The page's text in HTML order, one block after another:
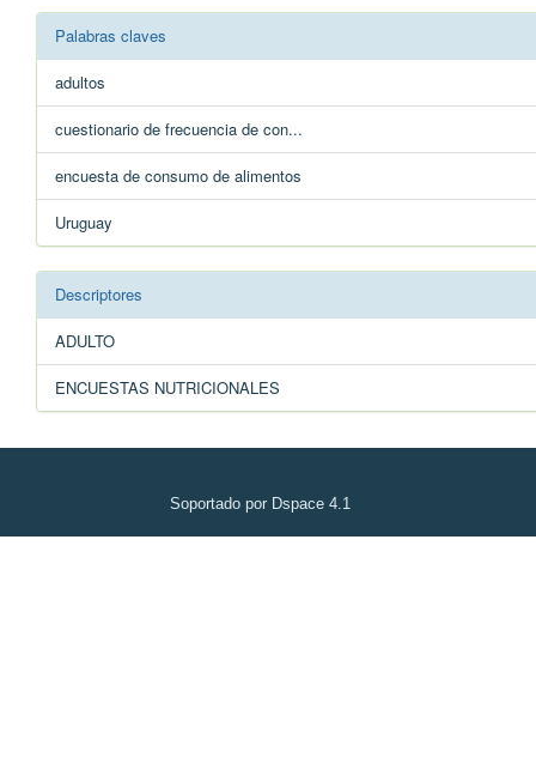
Palabras claves
adultos
cuestionario de frecuencia de con...
encuesta de consumo de alimentos
Uruguay
Descriptores
ADULTO
ENCUESTAS NUTRICIONALES
Soportado por Dspace 4.1